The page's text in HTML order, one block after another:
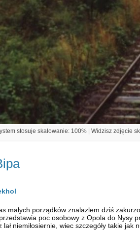
stosuje skalowanie: 100% | Widzisz zdjęcie
małych porządków znalazlem dziś
poc osobowy z Opola do Nysy
lał niemiłosiernie, wiec szczegóły takie